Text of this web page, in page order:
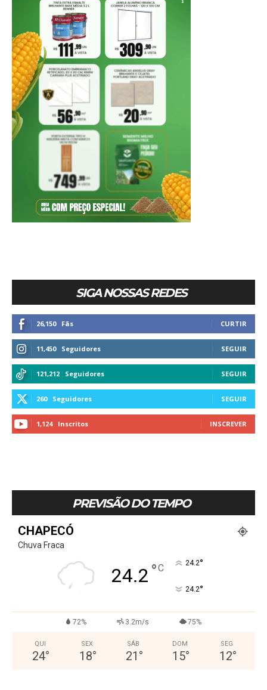
SIGA NOSSAS REDES
26,150 Fãs CURTIR
11,450 Seguidores SEGUIR
121,212 Seguidores SEGUIR
260 Seguidores SEGUIR
1,124 Inscritos INSCREVER
PREVISÃO DO TEMPO
CHAPECÓ
Chuva Fraca
24.2 °C 24.2°
24.2°
72% 3.2m/s 75%
QUI
24°
SEX
18°
SÁB
21 °
DOM
15°
SEG
12°